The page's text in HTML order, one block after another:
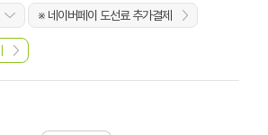
※ 네이버페이 도선료 추가결제